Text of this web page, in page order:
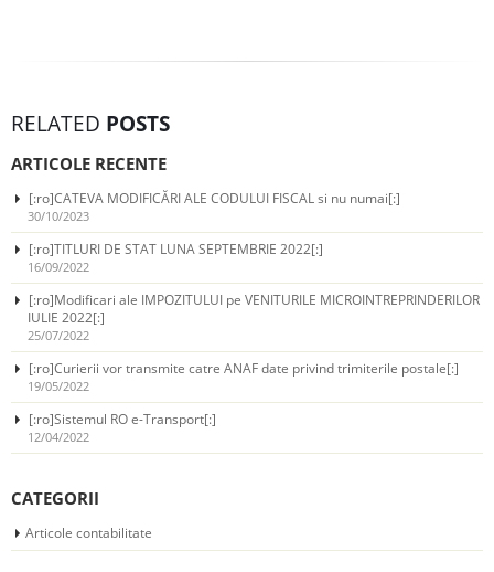
RELATED POSTS
ARTICOLE RECENTE
[:ro]CATEVA MODIFICĂRI ALE CODULUI FISCAL si nu numai[:]
30/10/2023
[:ro]TITLURI DE STAT LUNA SEPTEMBRIE 2022[:]
16/09/2022
[:ro]Modificari ale IMPOZITULUI pe VENITURILE MICROINTREPRINDERILOR
IULIE 2022[:]
25/07/2022
[:ro]Curierii vor transmite catre ANAF date privind trimiterile postale[:]
19/05/2022
[:ro]Sistemul RO e-Transport[:]
12/04/2022
CATEGORII
Articole contabilitate